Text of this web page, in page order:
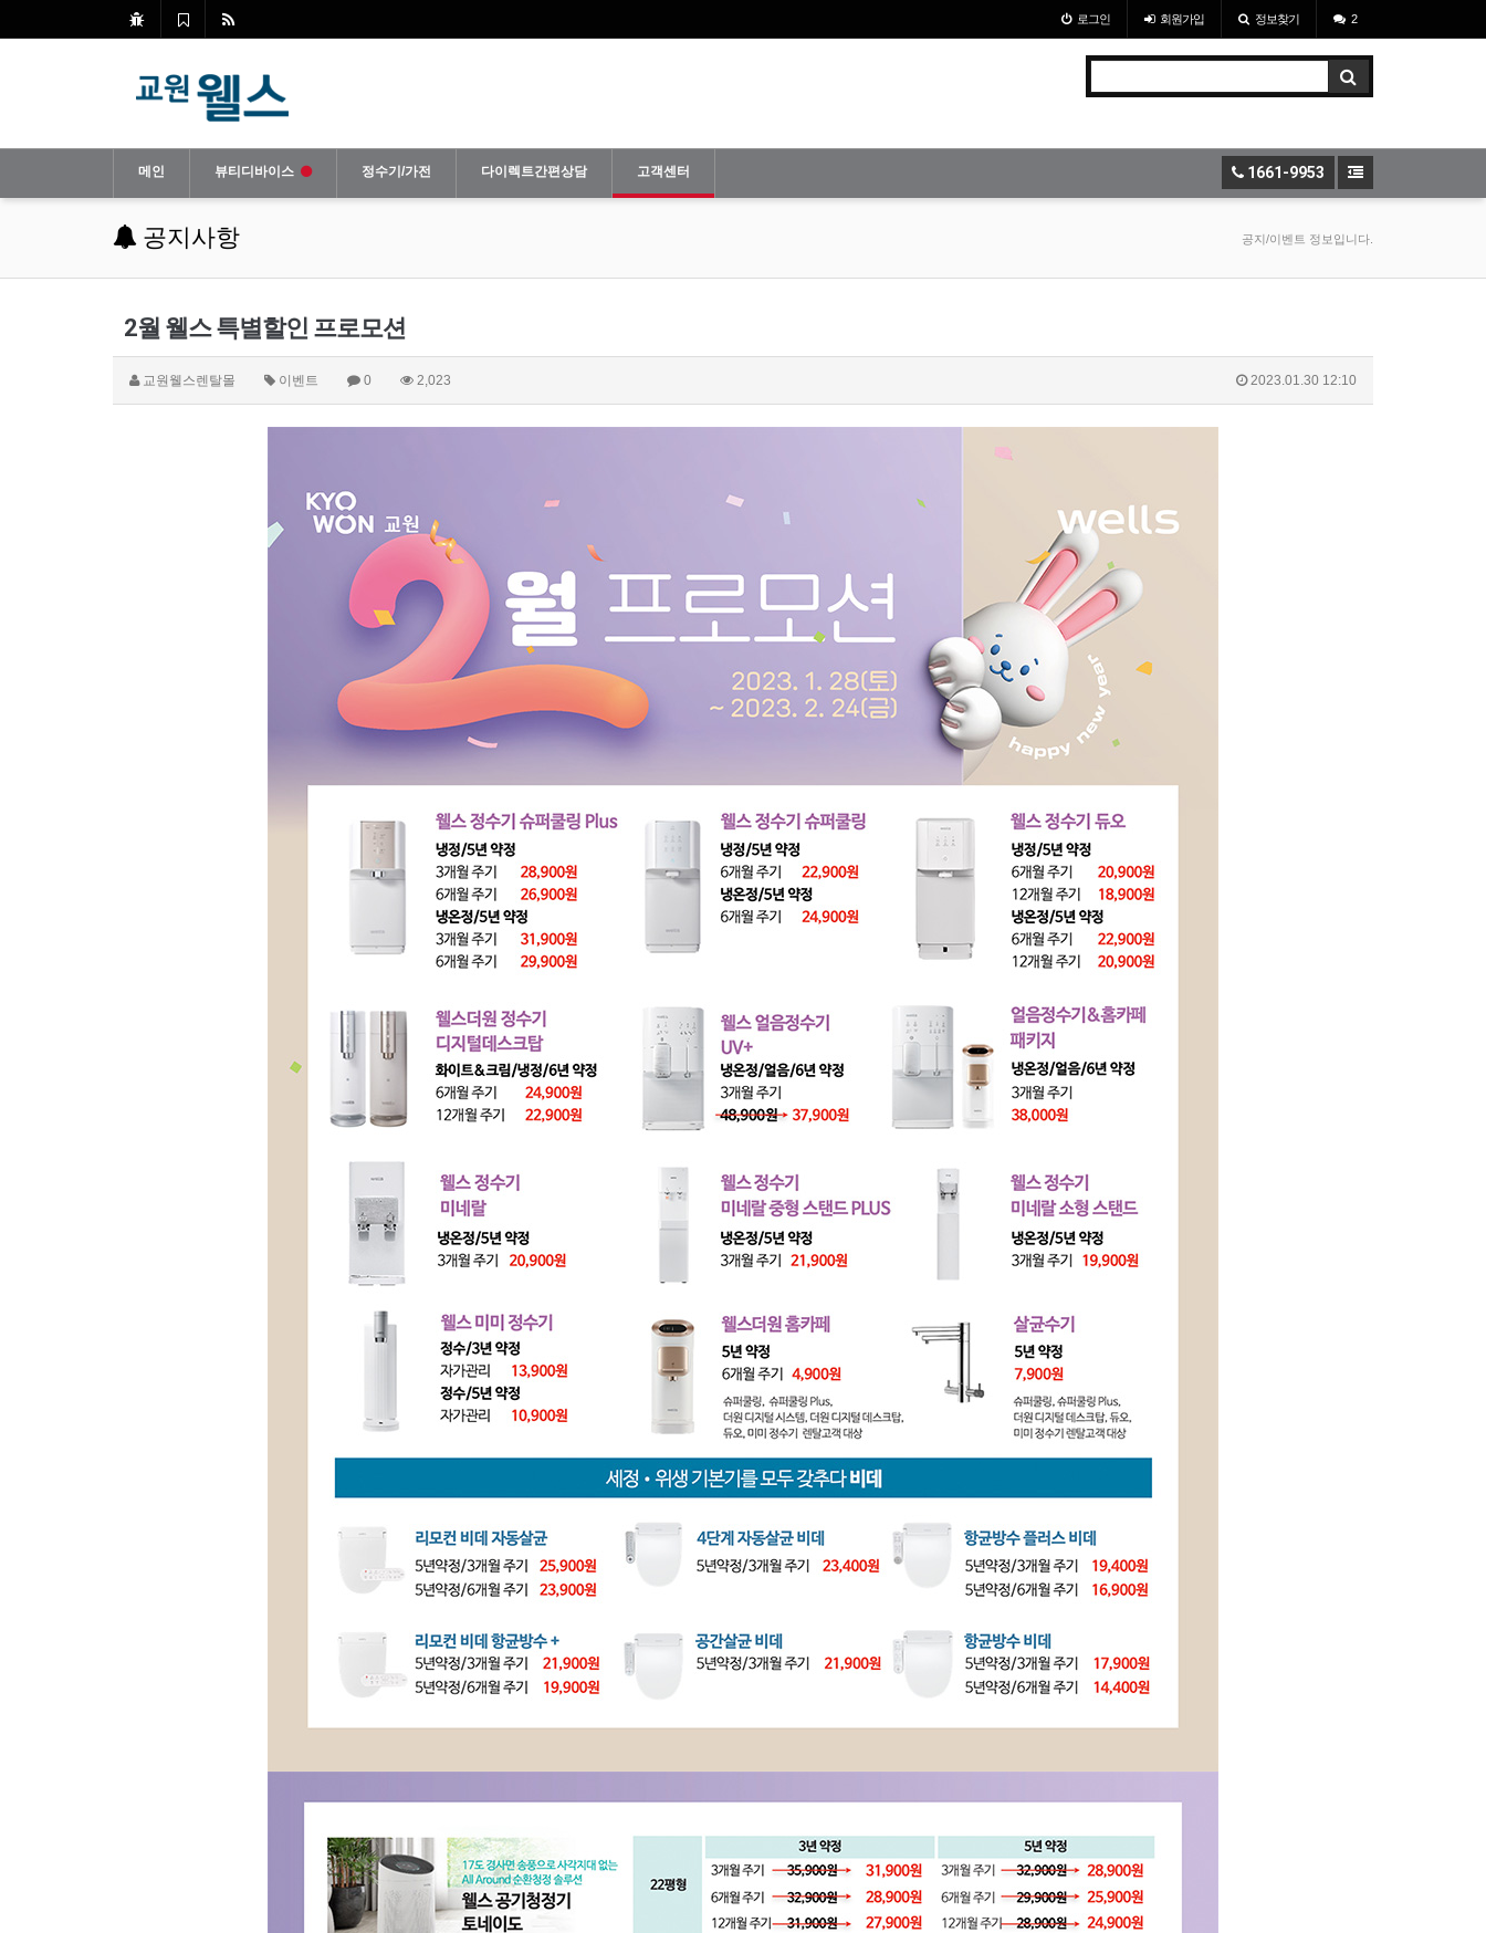
로그인 회원가입 정보찾기 2
1661-9953
메인 뷰티디바이스 정수기/가전 다이렉트간편상담 고객센터
공지사항 공지/이벤트 정보입니다.
2월 웰스 특별할인 프로모션
교원웰스렌탈몰 이벤트 0 2,023 2023.01.30 12:10